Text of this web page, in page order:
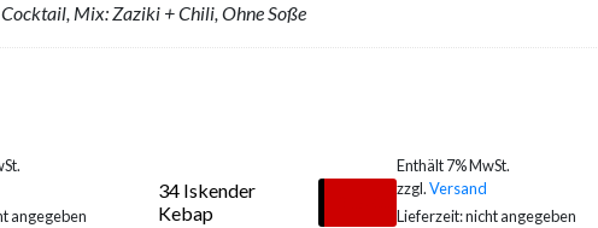
Mix: Zaziki + Chili, Ohne Soße
angegeben
34 Iskender
Kebap
Enthält 7% MwSt.
zzgl.Versand
Lieferzeit: nicht angegeben